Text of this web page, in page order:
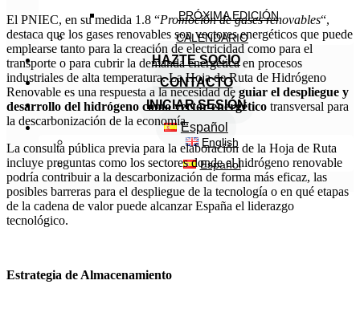
PRÓXIMA EDICIÓN
CALENDARIO
HAZTE SOCIO
CONTACTO
INICIAR SESIÓN
Español
English
Español
El PNIEC, en su medida 1.8 “Promoción de gases renovables“,
destaca que los gases renovables son vectores energéticos que puede
emplearse tanto para la creación de electricidad como para el
transporte o para cubrir la demanda energética en procesos
industriales de alta temperatura. La Hoja de Ruta de Hidrógeno
Renovable es una respuesta a la necesidad de guiar el despliegue y
desarrollo del hidrógeno como vector energético transversal para
la descarbonización de la economía.
La consulta pública previa para la elaboración de la Hoja de Ruta
incluye preguntas como los sectores donde el hidrógeno renovable
podría contribuir a la descarbonización de forma más eficaz, las
posibles barreras para el despliegue de la tecnología o en qué etapas
de la cadena de valor puede alcanzar España el liderazgo
tecnológico.
Estrategia de Almacenamiento